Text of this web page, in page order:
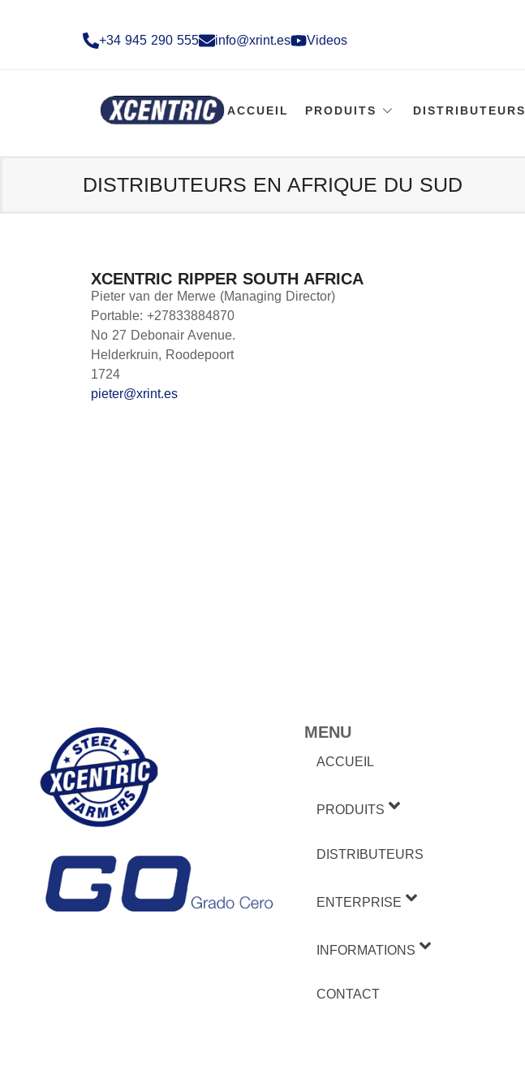
+34 945 290 555​ info@xrint.es Videos
ACCUEIL PRODUITS DISTRIBUTEURS
DISTRIBUTEURS EN AFRIQUE DU SUD
XCENTRIC RIPPER SOUTH AFRICA
Pieter van der Merwe (Managing Director)
Portable: +27833884870
No 27 Debonair Avenue.
Helderkruin, Roodepoort
1724
pieter@xrint.es
MENU
ACCUEIL
PRODUITS
DISTRIBUTEURS
ENTERPRISE
INFORMATIONS
CONTACT